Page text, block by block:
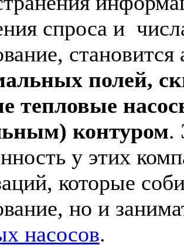
спроса и
полей,
тепловые
контуром.
у этих
которые
но и
насосов.